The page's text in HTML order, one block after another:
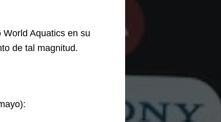
Aquatics en su
de tal magnitud.